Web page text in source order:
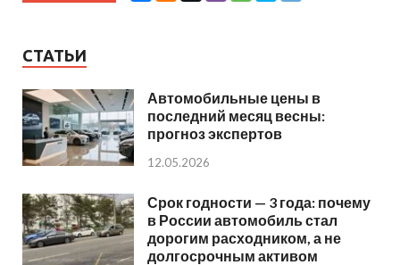
СТАТЬИ
Автомобильные цены в
последний месяц весны:
прогноз экспертов
12.05.2026
Срок годности — 3 года: почему
в России автомобиль стал
дорогим расходником, а не
долгосрочным активом